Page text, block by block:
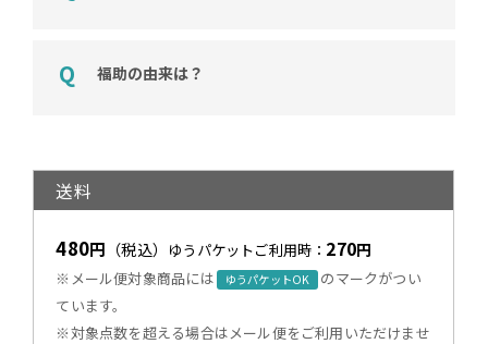
福助の由来は？
送料
480円 （税込） ゆうパケットご利用時： 270円
※メール便対象商品には ゆうパケットOK
のマークがつい
ています。
※対象点数を超える場合はメール便をご利用いただけませ